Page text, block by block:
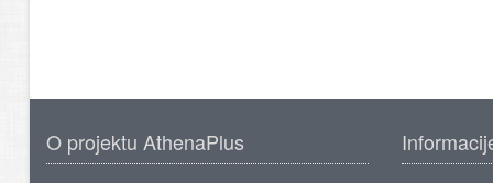
O projektu AthenaPlus